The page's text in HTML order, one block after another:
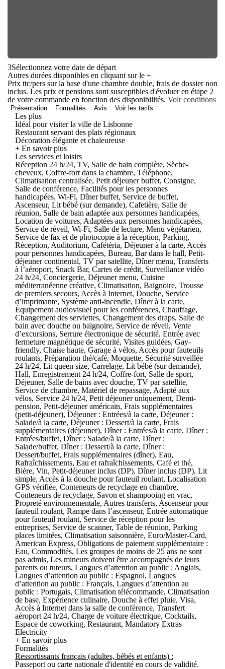
3Sélectionnez votre date de départ
Autres durées disponibles en cliquant sur le +
Prix ttc/pers sur la base d'une chambre double, frais de dossier non
inclus. Les prix et pensions sont susceptibles d'évoluer en étape 2
de votre commande en fonction des disponibilités. Voir conditions
Présentation Formalités Avis Voir les tarifs
Les plus
Idéal pour visiter la ville de Lisbonne
Restaurant servant des plats régionaux
Décoration élégante et chaleureuse
+ En savoir plus
Les services et loisirs
Réception 24 h/24, TV, Salle de bain complète, Sèche-
cheveux, Coffre-fort dans la chambre, Téléphone,
Climatisation centralisée, Petit déjeuner buffet, Consigne,
Salle de conférence, Facilités pour les personnes
handicapées, Wi-Fi, Dîner buffet, Service de buffet,
Ascenseur, Lit bébé (sur demande), Cafetière, Salle de
réunion, Salle de bain adaptée aux personnes handicapées,
Location de voitures, Adaptées aux personnes handicapées,
Service de réveil, Wi-Fi, Salle de lecture, Menu végétarien,
Service de fax et de photocopie à la réception, Parking,
Réception, Auditorium, Cafétéria, Déjeuner à la carte, Accès
pour personnes handicapées, Bureau, Bar dans le hall, Petit-
déjeuner continental, TV par satellite, Dîner menu, Transferts
à l’aéroport, Snack Bar, Cartes de crédit, Surveillance vidéo
24 h/24, Conciergerie, Déjeuner menu, Cuisine
méditerranéenne créative, Climatisation, Baignoire, Trousse
de premiers secours, Accès à Internet, Douche, Service
d’imprimante, Système anti-incendie, Dîner à la carte,
Équipement audiovisuel pour les conférences, Chauffage,
Changement des serviettes, Changement des draps, Salle de
bain avec douche ou baignoire, Service de réveil, Vente
d’excursions, Serrure électronique de sécurité, Entrée avec
fermeture magnétique de sécurité, Visites guidées, Gay-
friendly, Chaise haute, Garage à vélos, Accès pour fauteuils
roulants, Préparation thé/café, Moquette, Sécurité surveillée
24 h/24, Lit queen size, Carrelage, Lit bébé (sur demande),
Hall, Enregistrement 24 h/24, Coffre-fort, Salle de sport,
Déjeuner, Salle de bains avec douche, TV par satellite,
Service de chambre, Matériel de repassage, Adapté aux
vélos, Service 24 h/24, Petit déjeuner uniquement, Demi-
pension, Petit-déjeuner américain, Frais supplémentaires
(petit-déjeuner), Déjeuner : Entrées/à la carte, Déjeuner :
Salade/à la carte, Déjeuner : Dessert/à la carte, Frais
supplémentaires (déjeuner), Dîner : Entrées/à la carte, Dîner :
Entrées/buffet, Dîner : Salade/à la carte, Dîner :
Salade/buffet, Dîner : Dessert/à la carte, Dîner :
Dessert/buffet, Frais supplémentaires (dîner), Eau,
Rafraîchissements, Eau et rafraîchissements, Café et thé,
Bière, Vin, Petit-déjeuner inclus (DP), Dîner inclus (DP), Lit
simple, Accès à la douche pour fauteuil roulant, Localisation
GPS vérifiée, Conteneurs de recyclage en chambre,
Conteneurs de recyclage, Savon et shampooing en vrac,
Propreté environnementale, Autres transferts, Ascenseur pour
fauteuil roulant, Rampe dans l’ascenseur, Entrée automatique
pour fauteuil roulant, Service de réception pour les
entreprises, Service de scanner, Table de réunion, Parking
places limitées, Climatisation saisonnière, Euro/Master-Card,
American Express, Obligations de paiement supplémentaire :
Eau, Commodités, Les groupes de moins de 25 ans ne sont
pas admis, Les mineurs doivent être accompagnés de leurs
parents ou tuteurs, Langues d’attention au public : Anglais,
Langues d’attention au public : Espagnol, Langues
d’attention au public : Français, Langues d’attention au
public : Portugais, Climatisation télécommande, Climatisation
de base, Expérience culinaire, Douche à effet pluie, Visa,
Accès à Internet dans la salle de conférence, Transfert
aéroport 24 h/24, Charge de voiture électrique, Cocktails,
Espace de coworking, Restaurant, Mandatory Extras
Electricity
+ En savoir plus
Formalités
Ressortissants français (adultes, bébés et enfants) :
Passeport ou carte nationale d'identité en cours de validité.